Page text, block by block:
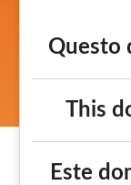
Questo
This
Este